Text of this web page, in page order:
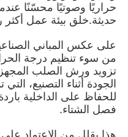
منزل
المنتجات
أشرطة فيديو
حراريًا وصوتيًا محسّنًا
حديثة.خلق بيئة عمل أكثر
على عكس المباني الصناعية
من سوء تنظيم درجة
تزويد ورش الصلب المجهز
الجودة أثناء التصنيع،
للحفاظ على الداخلية
فصل الشتاء.
هذا يقلل من الاعتماد على